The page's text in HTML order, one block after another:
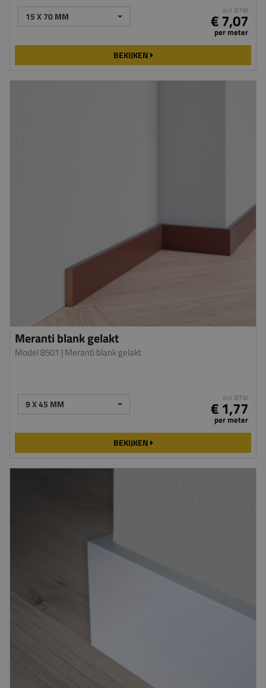
15 X 70 MM incl. BTW
€ 7,07
per meter
BEKIJKEN
Meranti blank gelakt
Model 8501 | Meranti blank gelakt
9 X 45 MM incl. BTW
€ 1,77
per meter
BEKIJKEN